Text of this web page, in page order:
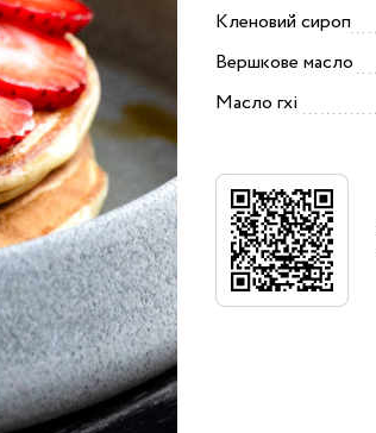
Кленовий сироп
Вершкове масло
Масло гхі